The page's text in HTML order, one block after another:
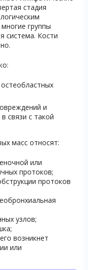
стадия
группы
система. Кости
и
связи с такой
масс относят:
или
протоков;
протоков
узлов;
возникнет
или